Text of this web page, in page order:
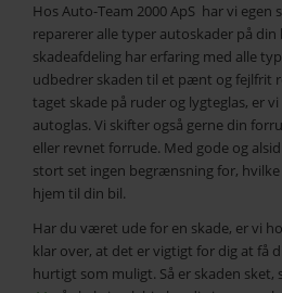
Hos Auto-Team 2000 ApS har vi egen
reparerer alle typer autoskader på din
skadeafdeling har erfaring med alle
udbedrer skaden til et pænt og fejlfrit
taget skade på ruder og lygteglas, er
autoglas. Vi skifter også gerne din
eller revnet forrude. Med gode og
stort set ingen begrænsning for,
hjem til din bil.
Har du været ude for en skade, er vi
klar over, at det er vigtigt for dig at få
hurtigt som muligt. Så er skaden sket,